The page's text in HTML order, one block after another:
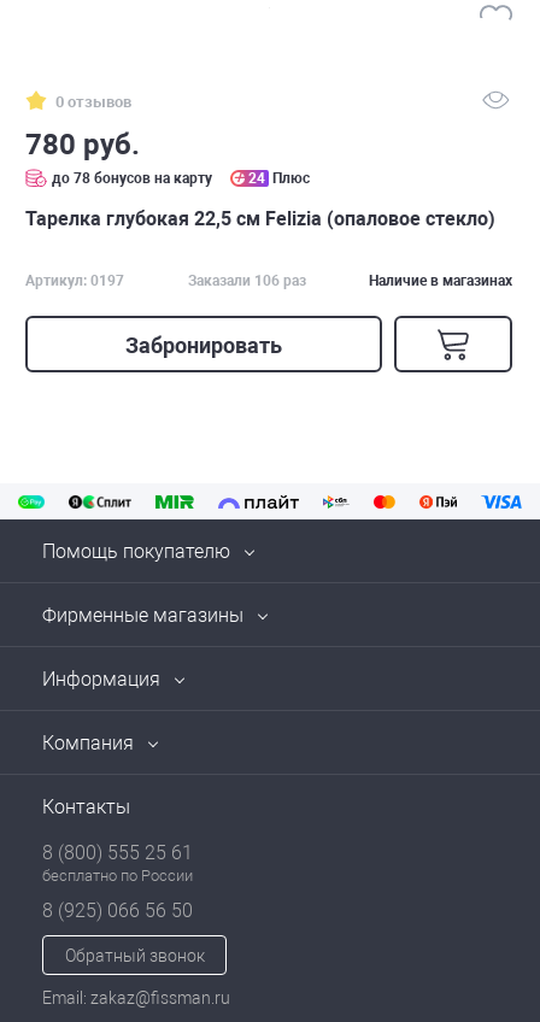
0 отзывов
780 руб.
до 78 бонусов на карту 24 Плюс
Тарелка глубокая 22,5 см Felizia (опаловое стекло)
Артикул: 0197 Заказали 106 раз Наличие в магазинах
Забронировать
Помощь покупателю
Фирменные магазины
Информация
Компания
Контакты
8 (800) 555 25 61
бесплатно по России
8 (925) 066 56 50
Обратный звонок
Email: zakaz@fissman.ru